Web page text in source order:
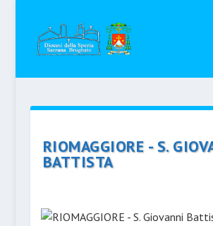
RIOMAGGIORE - S.
BATTISTA